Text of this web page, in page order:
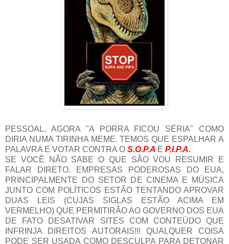
PESSOAL, AGORA "A PORRA FICOU SÉRIA" COMO
DIRIA NUMA TIRINHA MEME. TEMOS QUE ESPALHAR A
PALAVRA E VOTAR CONTRA O S.O.P.A E P.I.P.A.
SE VOCÊ NÃO SABE O QUE SÃO VOU RESUMIR E
FALAR DIRETO. EMPRESAS PODEROSAS DO EUA,
PRINCIPALMENTE DO SETOR DE CINEMA E MÚSICA
JUNTO COM POLÍTICOS ESTÃO TENTANDO APROVAR
DUAS LEIS (CUJAS SIGLAS ESTÃO ACIMA EM
VERMELHO) QUE PERMITIRÃO AO GOVERNO DOS EUA
DE FATO DESATIVAR SITES COM CONTEÚDO QUE
INFRINJA DIREITOS AUTORAIS!!! QUALQUER COISA
PODE SER USADA COMO DESCULPA PARA DETONAR